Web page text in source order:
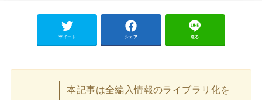
ツイート シェア 送る
本記事は全編入情報のライブラリ化を